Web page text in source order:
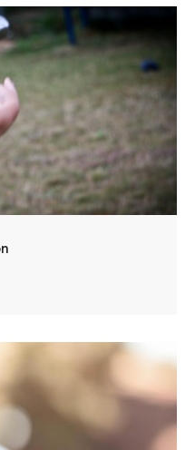
is also for children.
nombreux auteurs
ouvrages.